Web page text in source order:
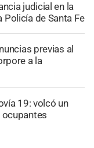
judicial en la
de Santa Fe
previas al
a la
19: volcó un